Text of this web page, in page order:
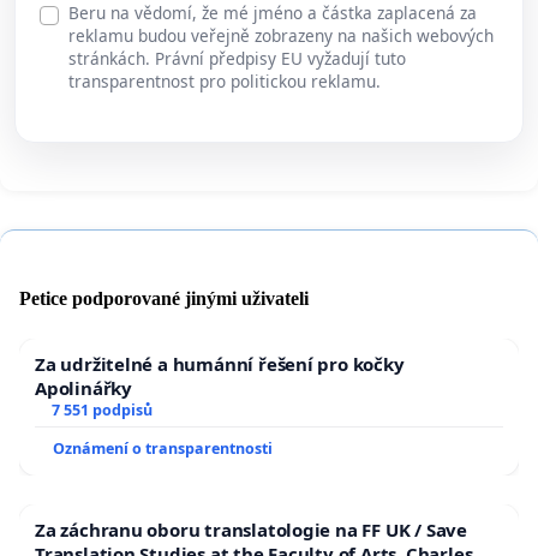
Beru na vědomí, že mé jméno a částka zaplacená za
reklamu budou veřejně zobrazeny na našich webových
stránkách. Právní předpisy EU vyžadují tuto
transparentnost pro politickou reklamu.
Petice podporované jinými uživateli
Za udržitelné a humánní řešení pro kočky
Apolinářky
7 551 podpisů
Oznámení o transparentnosti
Za záchranu oboru translatologie na FF UK / Save